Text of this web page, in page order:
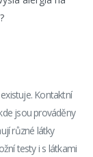
Kontaktní
jsou prováděny
různé látky
testy i s látkami